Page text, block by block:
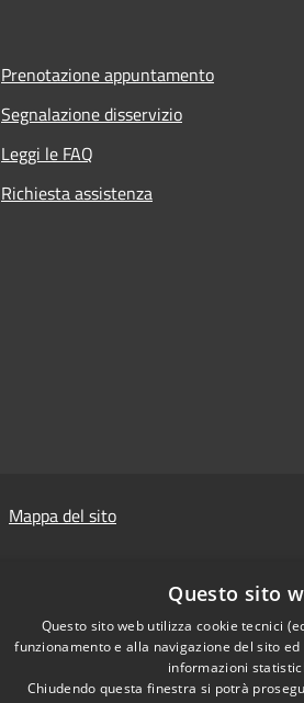
Prenotazione appuntamento
Segnalazione disservizio
Leggi le FAQ
Richiesta assistenza
Mappa del sito
Questo sito
Questo sito web utilizza cookie tecnici
funzionamento e alla navigazione del sito
informazioni
Chiudendo questa finestra si potrà